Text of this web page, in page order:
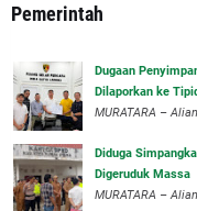
Pemerintah
‎Dugaan
Dilaporkan ke
‎MURATARA –
Diduga
Digeruduk Massa
‎MURATARA –